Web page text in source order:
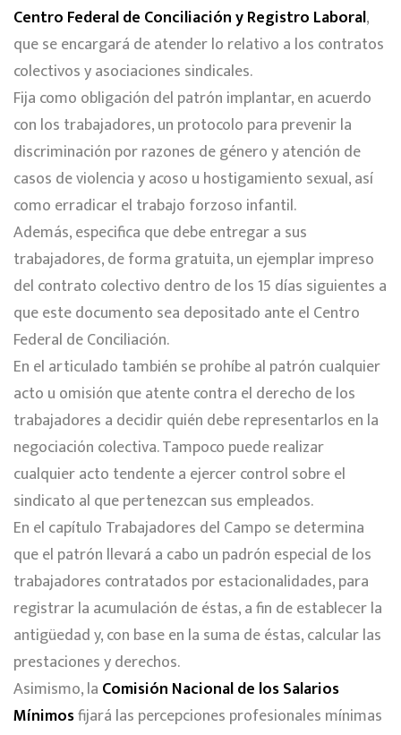
Centro Federal de Conciliación y Registro Laboral,
que se encargará de atender lo relativo a los contratos
colectivos y asociaciones sindicales.
Fija como obligación del patrón implantar, en acuerdo
con los trabajadores, un protocolo para prevenir la
discriminación por razones de género y atención de
casos de violencia y acoso u hostigamiento sexual, así
como erradicar el trabajo forzoso infantil.
Además, especifica que debe entregar a sus
trabajadores, de forma gratuita, un ejemplar impreso
del contrato colectivo dentro de los 15 días siguientes a
que este documento sea depositado ante el Centro
Federal de Conciliación.
En el articulado también se prohíbe al patrón cualquier
acto u omisión que atente contra el derecho de los
trabajadores a decidir quién debe representarlos en la
negociación colectiva. Tampoco puede realizar
cualquier acto tendente a ejercer control sobre el
sindicato al que pertenezcan sus empleados.
En el capítulo Trabajadores del Campo se determina
que el patrón llevará a cabo un padrón especial de los
trabajadores contratados por estacionalidades, para
registrar la acumulación de éstas, a fin de establecer la
antigüedad y, con base en la suma de éstas, calcular las
prestaciones y derechos.
Asimismo, la Comisión Nacional de los Salarios
Mínimosfijará las percepciones profesionales mínimas